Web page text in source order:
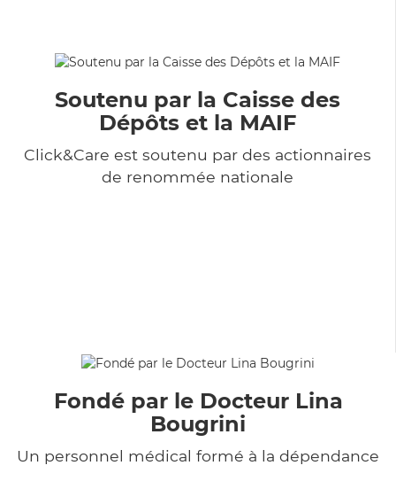
Soutenu par la Caisse des
Dépôts et la MAIF
Click&Care est soutenu par des actionnaires
de renommée nationale
Fondé par le Docteur Lina
Bougrini
Un personnel médical formé à la dépendance